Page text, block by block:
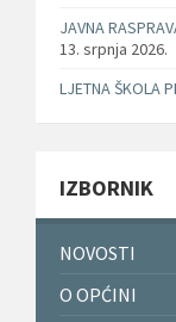
JAVNA
13. srpnja 2026.
LJETNA ŠKOLA
IZBORNIK
NOVOSTI
O OPĆINI